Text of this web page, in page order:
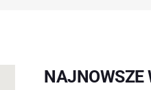
NAJNOWSZE